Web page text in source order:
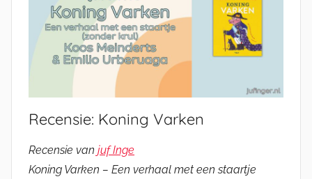
Recensie: Koning Varken
Recensie van juf Inge
Koning Varken – Een verhaal met een staartje